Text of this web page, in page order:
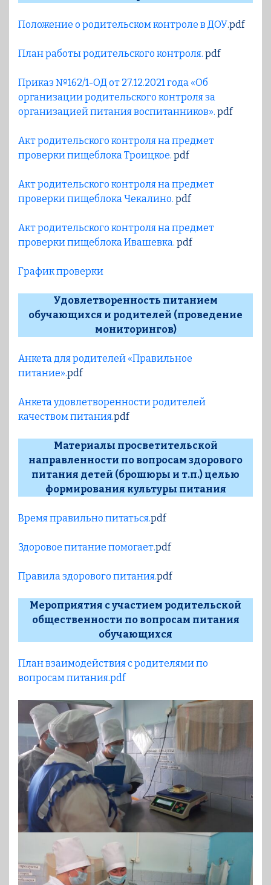
Положение о родительском контроле в ДОУ.pdf
План работы родительского контроля. pdf
Приказ №162/1-ОД от 27.12.2021 года «Об
организации родительского контроля за
организацией питания воспитанников». pdf
Акт родительского контроля на предмет
проверки пищеблока Троицкое. pdf
Акт родительского контроля на предмет
проверки пищеблока Чекалино. pdf
Акт родительского контроля на предмет
проверки пищеблока Ивашевка. pdf
График проверки
Удовлетворенность питанием
обучающихся и родителей (проведение
мониторингов)
Анкета для родителей «Правильное
питание».pdf
Анкета удовлетворенности родителей
качеством питания.pdf
Материалы просветительской
направленности по вопросам здорового
питания детей (брошюры и т.п.) целью
формирования культуры питания
Время правильно питаться.pdf
Здоровое питание помогает.pdf
Правила здорового питания.pdf
Мероприятия с участием родительской
общественности по вопросам питания
обучающихся
План взаимодействия с родителями по
вопросам питания.pdf